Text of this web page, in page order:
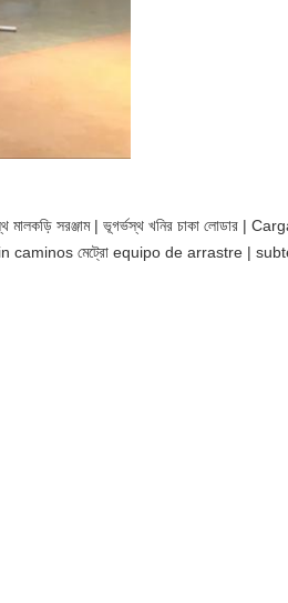
মালকড়ি সরঞ্জাম | ভূগর্ভস্থ খনির চাকা লোডার |
মেট্রো equipo de arrastre |